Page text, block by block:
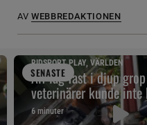
AV WEBBREDAKTIONEN
SENASTE
RIDSPORT PLAY, VÄRLDEN
Alf låg fast i djup
veterinärer kunde inte
6 minuter